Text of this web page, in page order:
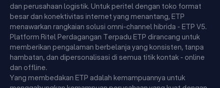
dan perusahaan logistik. Untuk peritel dengan toko format
besar dan konektivitas internet yang menantang, ETP
menawarkan rangkaian solusi omni-channel hibrida - ETP V5.
Platform Ritel Perdagangan Terpadu ETP dirancang untuk
memberikan pengalaman berbelanja yang konsisten, tanpa
hambatan, dan dipersonalisasi di semua titik kontak - online
dan offline.
Yang membedakan ETP adalah kemampuannya untuk